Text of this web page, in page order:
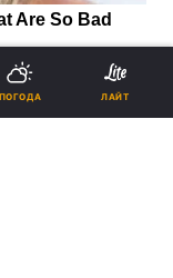
ПОГОДА ЛАЙТ